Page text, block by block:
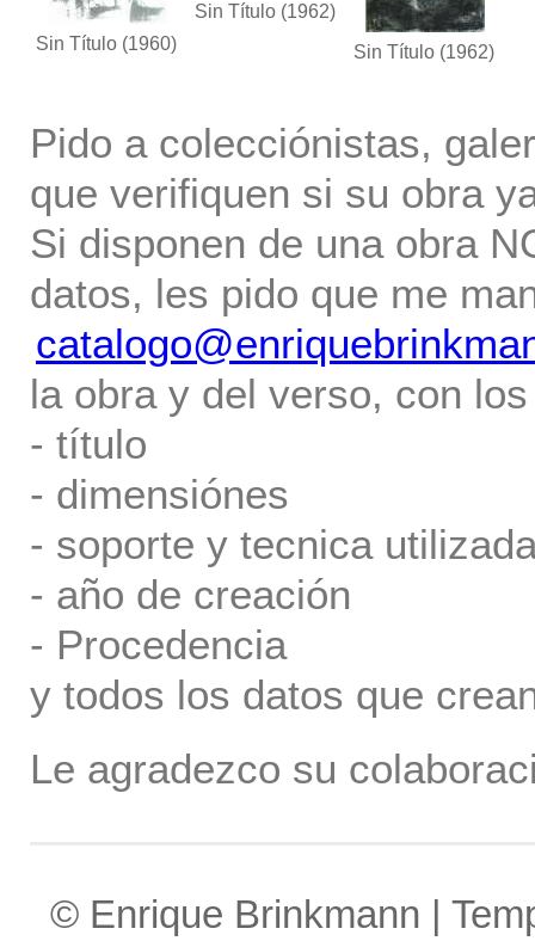
Sin Título (1960)
Sin Título (1962)
Sin Título (1962)
Pido a colecciónistas,
que verifiquen si su obra
Si disponen de una obra
datos, les pido que me
la obra y del verso, con
- título
- dimensiónes
- soporte y tecnica
- año de creación
- Procedencia
y todos los datos que
Le agradezco su
© Enrique Brinkmann |